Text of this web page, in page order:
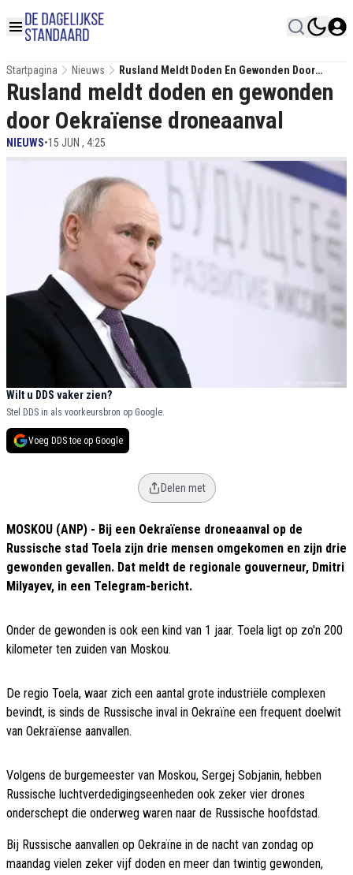
Startpagina Nieuws
Rusland Meldt Doden En Gewonden Door
Oekraïense Droneaanval
Rusland meldt doden en gewonden
door Oekraïense droneaanval
NIEUWS•15 JUN , 4:25
Wilt u DDS vaker zien?
Stel DDS in als voorkeursbron op Google.
Voeg DDS toe op Google
Delen met
MOSKOU (ANP) - Bij een Oekraïense droneaanval op de
Russische stad Toela zijn drie mensen omgekomen en zijn drie
gewonden gevallen. Dat meldt de regionale gouverneur, Dmitri
Milyayev, in een Telegram-bericht.
Onder de gewonden is ook een kind van 1 jaar. Toela ligt op zo'n 200
kilometer ten zuiden van Moskou.
De regio Toela, waar zich een aantal grote industriële complexen
bevindt, is sinds de Russische inval in Oekraïne een frequent doelwit
van Oekraïense aanvallen.
Volgens de burgemeester van Moskou, Sergej Sobjanin, hebben
Russische luchtverdedigingseenheden ook zeker vier drones
onderschept die onderweg waren naar de Russische hoofdstad.
Bij Russische aanvallen op Oekraïne in de nacht van zondag op
maandag vielen zeker vijf doden en meer dan twintig gewonden,